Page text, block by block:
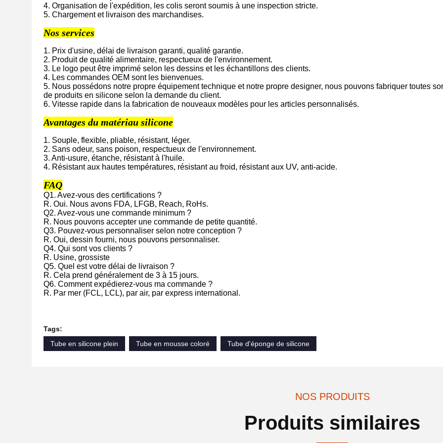
4. Organisation de l'expédition, les colis seront soumis à une inspection stricte.
5. Chargement et livraison des marchandises.
Nos services
1. Prix d'usine, délai de livraison garanti, qualité garantie.
2. Produit de qualité alimentaire, respectueux de l'environnement.
3. Le logo peut être imprimé selon les dessins et les échantillons des clients.
4. Les commandes OEM sont les bienvenues.
5. Nous possédons notre propre équipement technique et notre propre designer, nous pouvons fabriquer toutes
de produits en silicone selon la demande du client.
6. Vitesse rapide dans la fabrication de nouveaux modèles pour les articles personnalisés.
Avantages du matériau silicone
1. Souple, flexible, pliable, résistant, léger.
2. Sans odeur, sans poison, respectueux de l'environnement.
3. Anti-usure, étanche, résistant à l'huile.
4. Résistant aux hautes températures, résistant au froid, résistant aux UV, anti-acide.
FAQ
Q1. Avez-vous des certifications ?
R. Oui. Nous avons FDA, LFGB, Reach, RoHs.
Q2. Avez-vous une commande minimum ?
R. Nous pouvons accepter une commande de petite quantité.
Q3. Pouvez-vous personnaliser selon notre conception ?
R. Oui, dessin fourni, nous pouvons personnaliser.
Q4. Qui sont vos clients ?
R. Usine, grossiste
Q5. Quel est votre délai de livraison ?
R. Cela prend généralement de 3 à 15 jours.
Q6. Comment expédierez-vous ma commande ?
R. Par mer (FCL, LCL), par air, par express international.
Tags:
Tube en silicone plein
Tube en mousse coloré Tube d'éponge de silicone
NOS PRODUITS
Produits similaires